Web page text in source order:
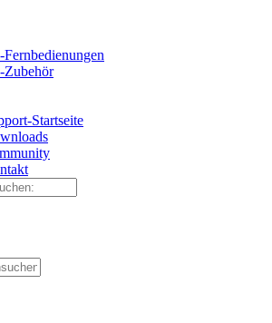
Zubehör
Startseite